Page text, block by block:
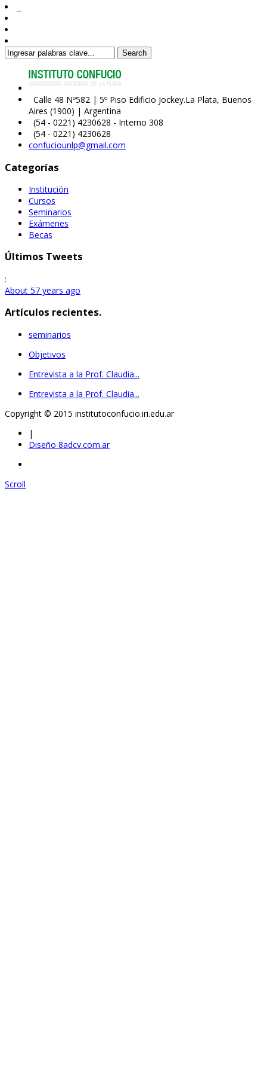
Search
Calle 48 Nº582 | 5º Piso Edificio Jockey.La Plata, Buenos
Aires (1900) | Argentina
(54 - 0221) 4230628 - Interno 308
(54 - 0221) 4230628
confuciounlp@gmail.com
Categorías
Institución
Cursos
Seminarios
Exámenes
Becas
Últimos Tweets
:
About 57 years ago
Artículos recientes.
seminarios
Objetivos
Entrevista a la Prof. Claudia...
Entrevista a la Prof. Claudia...
Copyright © 2015 institutoconfucio.iri.edu.ar
|
Diseño 8adcv.com.ar
Scroll